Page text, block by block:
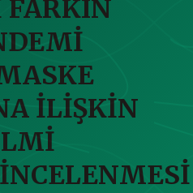
İLİŞKİN